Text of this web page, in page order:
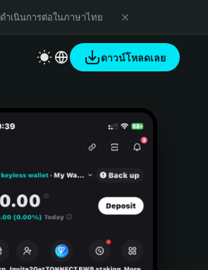
ดำเนินการต่อในภาษาไทย
ดาวน์โหลดเลย